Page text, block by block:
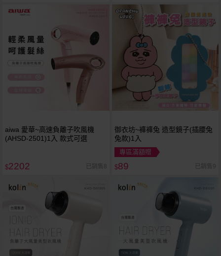
aiwa 愛華~高速負離子吹風機
(AHSD-2501)1入 款式可選
$2202 已銷售8
御衣坊~褲褲兔 造型鏡子(插腰兔
兔款)1入
專區滿額贈
$89 已銷售9